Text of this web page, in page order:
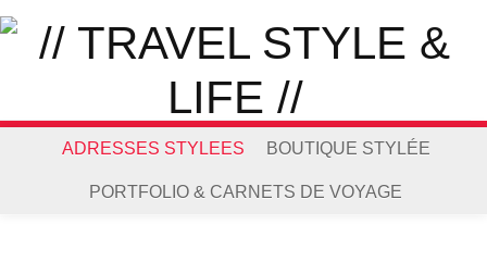
ADRESSES STYLEES BOUTIQUE STYLÉE
PORTFOLIO & CARNETS DE VOYAGE